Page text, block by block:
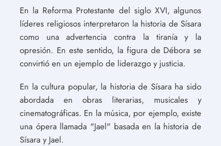
En la Reforma Protestante del siglo XVI, algunos
líderes religiosos interpretaron la historia de Sísara
como una advertencia contra la tiranía y la
opresión. En este sentido, la figura de Débora se
convirtió en un ejemplo de liderazgo y justicia.
En la cultura popular, la historia de Sísara ha sido
abordada en obras literarias, musicales y
cinematográficas. En la música, por ejemplo, existe
una ópera llamada "Jael" basada en la historia de
Sísara y Jael.